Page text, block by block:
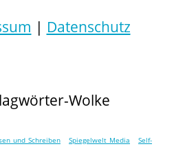
| Datenschutz
Wolke
und Schreiben Spiegelwelt Media Self-